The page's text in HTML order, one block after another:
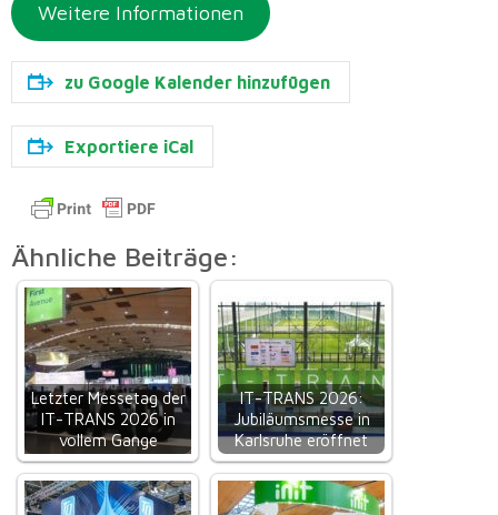
Weitere Informationen
zu Google Kalender hinzufügen
Exportiere iCal
Ähnliche Beiträge:
Letzter Messetag der
IT-TRANS 2026 in
vollem Gange
IT-TRANS 2026:
Jubiläumsmesse in
Karlsruhe eröffnet